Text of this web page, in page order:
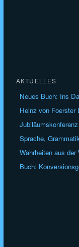
AKTUELLES
Neues Buch: Ins
Heinz von Foerster
Sprache,
Wahrheiten aus
Buch: